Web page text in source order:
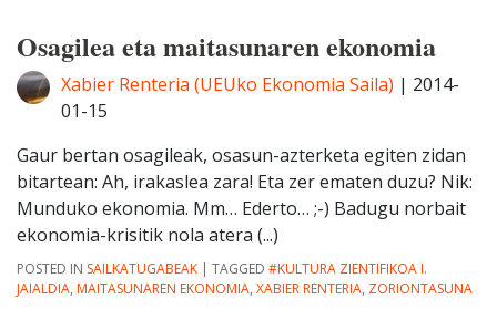
Osagilea eta maitasunaren ekonomia
Xabier Renteria (UEUko Ekonomia Saila) | 2014-
01-15
Gaur bertan osagileak, osasun-azterketa egiten zidan
bitartean: Ah, irakaslea zara! Eta zer ematen duzu? Nik:
Munduko ekonomia. Mm… Ederto… ;-) Badugu norbait
ekonomia-krisitik nola atera (...)
POSTED IN SAILKATUGABEAK | TAGGED #KULTURA ZIENTIFIKOA I.
JAIALDIA, MAITASUNAREN EKONOMIA, XABIER RENTERIA, ZORIONTASUNA